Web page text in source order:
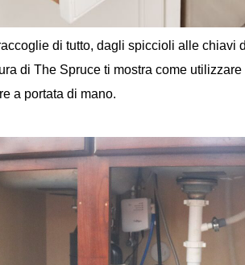
di tutto, dagli spiccioli alle chiavi
di The Spruce ti mostra come
a portata di mano.